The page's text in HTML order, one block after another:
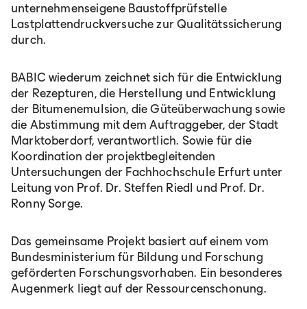
unternehmenseigene Baustoffprüfstelle
Lastplattendruckversuche zur Qualitätssicherung
durch.
BABIC wiederum zeichnet sich für die Entwicklung
der Rezepturen, die Herstellung und Entwicklung
der Bitumenemulsion, die Güteüberwachung sowie
die Abstimmung mit dem Auftraggeber, der Stadt
Marktoberdorf, verantwortlich. Sowie für die
Koordination der projektbegleitenden
Untersuchungen der Fachhochschule Erfurt unter
Leitung von Prof. Dr. Steffen Riedl und Prof. Dr.
Ronny Sorge.
Das gemeinsame Projekt basiert auf einem vom
Bundesministerium für Bildung und Forschung
geförderten Forschungsvorhaben. Ein besonderes
Augenmerk liegt auf der Ressourcenschonung.